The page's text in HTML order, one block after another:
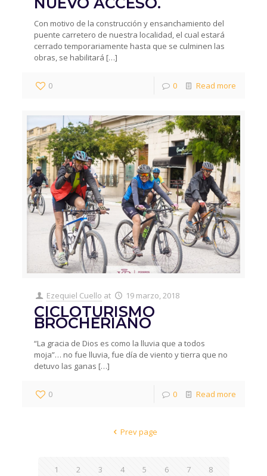
Con motivo de la construcción y ensanchamiento del
puente carretero de nuestra localidad, el cual estará
cerrado temporariamente hasta que se culminen las
obras, se habilitará […]
0 0 Read more
Ezequiel Cuello at 19 marzo, 2018
CICLOTURISMO
BROCHERIANO
“La gracia de Dios es como la lluvia que a todos
moja”… no fue lluvia, fue día de viento y tierra que no
detuvo las ganas […]
0 0 Read more
Prev page
1 2 3 4 5 6 7
8